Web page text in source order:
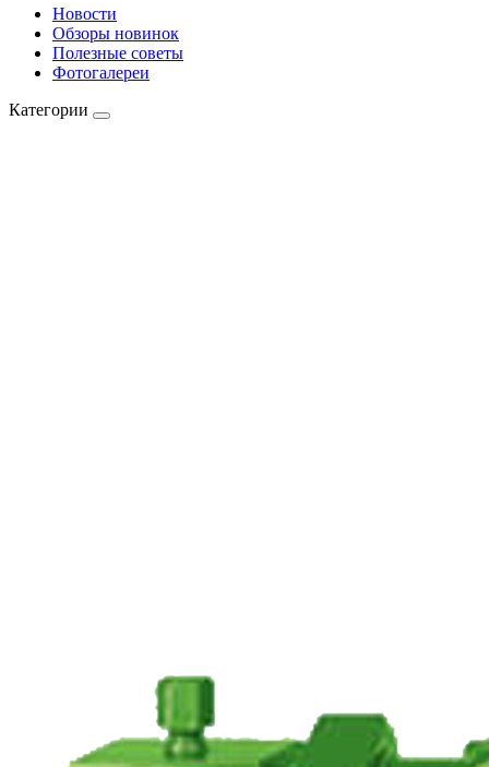
Новости
Обзоры новинок
Полезные советы
Фотогалереи
Категории